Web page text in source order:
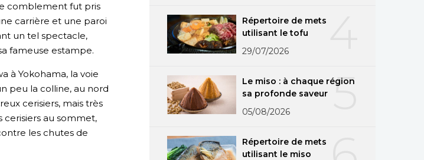
comblement fut pris
carrière et une paroi
un tel spectacle,
fameuse estampe.
à Yokohama, la voie
peu la colline, au nord
cerisiers, mais très
cerisiers au sommet,
les chutes de
Répertoire de mets
utilisant le tofu
29/07/2026
5
Le miso : à chaque région
sa profonde saveur
05/08/2026
Répertoire de mets
utilisant le miso